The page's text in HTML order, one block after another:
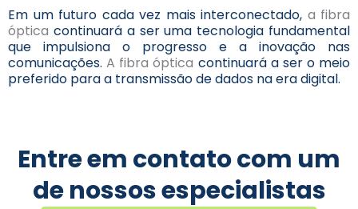
Em um futuro cada vez mais interconectado, a fibra
óptica continuará a ser uma tecnologia fundamental
que impulsiona o progresso e a inovação nas
comunicações.A fibra óptica continuará a ser o meio
preferido para a transmissão de dados na era digital.
Entre em contato com um
de nossos especialistas